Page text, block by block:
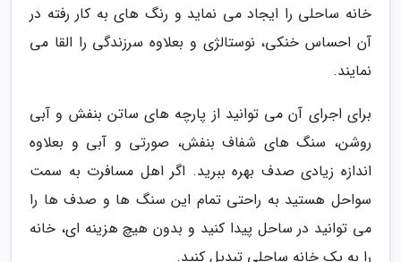
خانه ساحلی را ایجاد می نماید و رنگ های به کار رفته در
آن احساس خنکی، نوستالژی و بعلاوه سرزندگی را القا می
نمایند.
برای اجرای آن می توانید از پارچه های ساتن بنفش و آبی
روشن، سنگ های شفاف بنفش، صورتی و آبی و بعلاوه
اندازه زیادی صدف بهره ببرید. اگر اهل مسافرت به سمت
سواحل هستید به راحتی تمام این سنگ ها و صدف ها را
می توانید در ساحل پیدا کنید و بدون هیچ هزینه ای، خانه
را به یک خانه ساحلی تبدیل کنید.